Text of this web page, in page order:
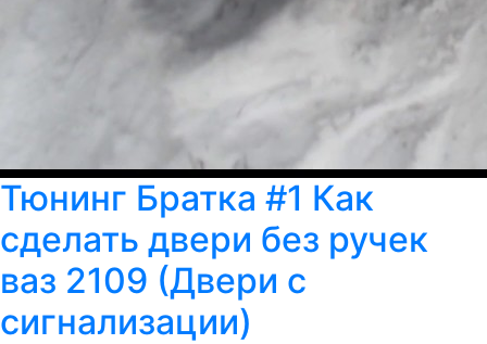
Тюнинг Братка #1 Как
сделать двери без ручек
ваз 2109 (Двери с
сигнализации)